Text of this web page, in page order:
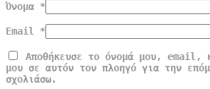
Όνομα *
Email *
Αποθήκευσε το όνομά μου, email,
μου σε αυτόν τον πλοηγό για την
σχολιάσω.